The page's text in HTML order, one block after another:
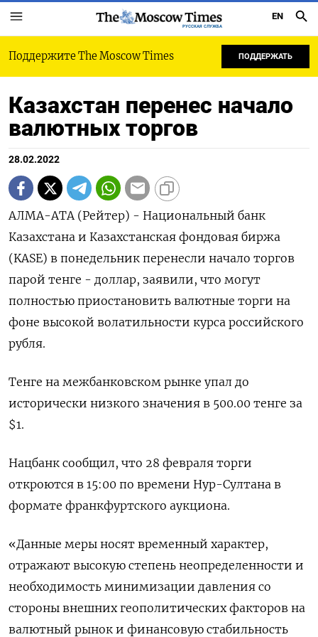
РУССКАЯ СЛУЖБА
EN
Поддержите The Moscow Times ПОДДЕРЖАТЬ
Казахстан перенес начало
валютных торгов
28.02.2022
АЛМА-АТА (Рейтер) - Национальный банк
Казахстана и Казахстанская фондовая биржа
(KASE) в понедельник перенесли начало торгов
парой тенге - доллар, заявили, что могут
полностью приостановить валютные торги на
фоне высокой волатильности курса российского
рубля.
Тенге на межбанковском рынке упал до
исторически низкого значения в 500.00 тенге за
$1.
Нацбанк сообщил, что 28 февраля торги
откроются в 15:00 по времени Нур-Султана в
формате франкфуртского аукциона.
«Данные меры носят временный характер,
отражают высокую степень неопределенности и
необходимость минимизации давления со
стороны внешних геополитических факторов на
валютный рынок и финансовую стабильность